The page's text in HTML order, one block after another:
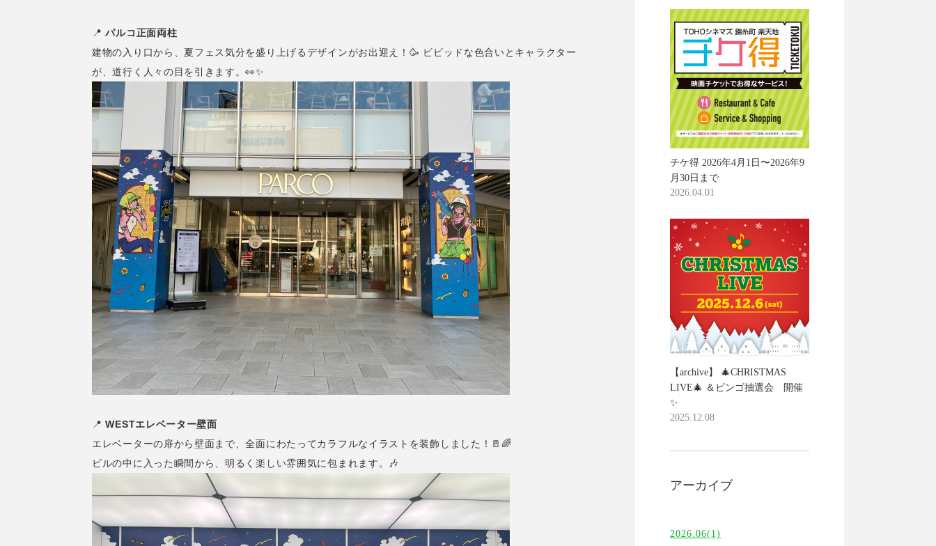
📍 パルコ正面両柱
建物の入り口から、夏フェス気分を盛り上げるデザインがお出迎え！🥳 ビビッドな色合いとキャラクター
が、道行く人々の目を引きます。👀✨
📍WESTエレベーター壁面
エレベーターの扉から壁面まで、全面にわたってカラフルなイラストを装飾しました！🚪🌈
ビルの中に入った瞬間から、明るく楽しい雰囲気に包まれます。🎶
チケ得 2026年4月1日〜2026年9
月30日まで
2026.04.01
【archive】 🎄CHRISTMAS
LIVE🎄 ＆ビンゴ抽選会 開催
✨
2025.12.08
アーカイブ
2026.06(1)